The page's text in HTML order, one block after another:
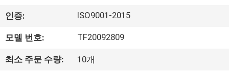
리
에
인증: ISO9001-2015
모델 번호: TF20092809
최소 주문 수량: 10개